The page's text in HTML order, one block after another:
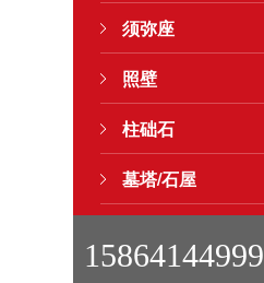
须弥座
照壁
柱础石
墓塔/石屋
15864144999